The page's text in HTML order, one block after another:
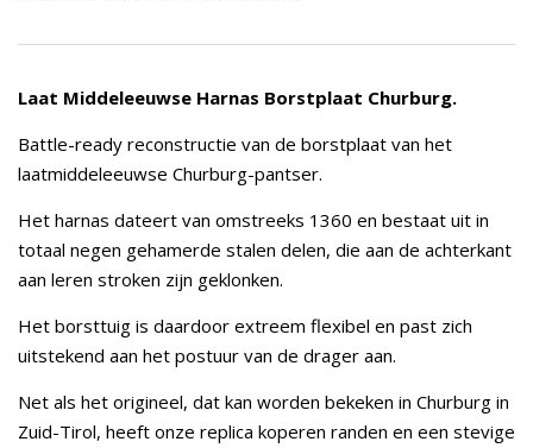
Laat Middeleeuwse Harnas Borstplaat Churburg.
Battle-ready reconstructie van de borstplaat van het
laatmiddeleeuwse Churburg-pantser.
Het harnas dateert van omstreeks 1360 en bestaat uit in
totaal negen gehamerde stalen delen, die aan de achterkant
aan leren stroken zijn geklonken.
Het borsttuig is daardoor extreem flexibel en past zich
uitstekend aan het postuur van de drager aan.
Net als het origineel, dat kan worden bekeken in Churburg in
Zuid-Tirol, heeft onze replica koperen randen en een stevige